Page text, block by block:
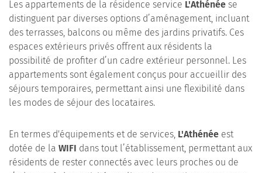
Les appartements de la résidence service L'Athénée se
distinguent par diverses options d’aménagement, incluant
des terrasses, balcons ou même des jardins privatifs. Ces
espaces extérieurs privés offrent aux résidents la
possibilité de profiter d’un cadre extérieur personnel. Les
appartements sont également conçus pour accueillir des
séjours temporaires, permettant ainsi une flexibilité dans
les modes de séjour des locataires.
En termes d'équipements et de services, L'Athénée est
dotée de la WIFI dans tout l’établissement, permettant aux
résidents de rester connectés avec leurs proches ou de